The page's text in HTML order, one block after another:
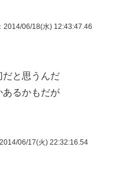
：2014/06/18(水) 12:43:47.46
だと思うんだ
あるかもだが
2014/06/17(火) 22:32:16.54